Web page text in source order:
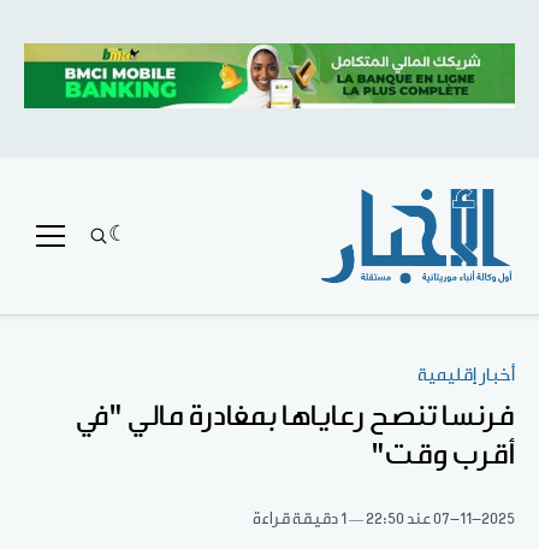
أخبار إقليمية
فرنسا تنصح رعاياها بمغادرة مالي "في
أقرب وقت"
07-11-2025عند 22:50 1 دقيقة قراءة